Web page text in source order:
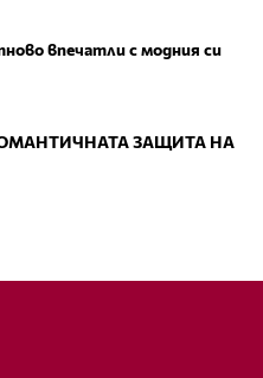
впечатли с модния си
ЗАЩИТА НА